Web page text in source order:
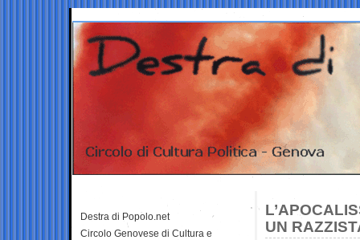
UN
Destra di Popolo.net
Circolo Genovese di Cultura e